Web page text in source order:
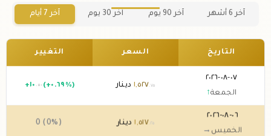
آخر 6 أشهر آخر 90 يوم آخر 30 يوم آخر 7 أيام
التاريخ السعر التغيير
٠٧-٠٨-٢٠٢٦
الجمعة↑
١,٥٢٧.٧٥ دينار +١٠ .٥٠ (+٠.٦٩%)
٠٦-٠٨-٢٠٢٦
الخميس →
١,٥١٧ .٢٥ دينار 0 (0%)